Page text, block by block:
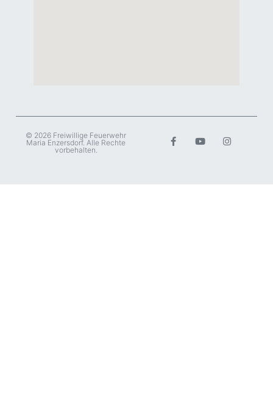
© 2026 Freiwillige Feuerwehr
Maria Enzersdorf. Alle Rechte
vorbehalten.